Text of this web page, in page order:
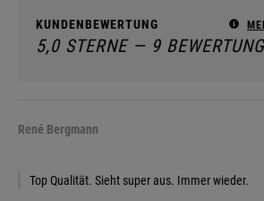
KUNDENBEWERTUNG
5,0 STERNE — 9
René Bergmann
Top Qualität. Sieht super aus. Immer wieder.